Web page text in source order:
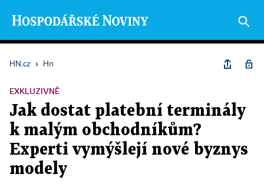
HN.cz › Hn
EXKLUZIVNĚ
Jak dostat platební terminály
k malým obchodníkům?
Experti vymýšlejí nové byznys
modely